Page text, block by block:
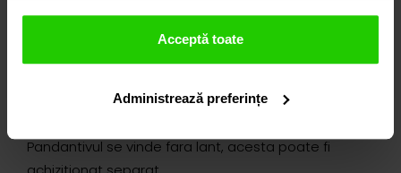
Acceptă toate
Administrează preferințe
galben de 18k, in interiorul astfel creat fiind
0.04ct sunt incastrate atat pe ambele fete ale
Pandantivul se vinde fara lant, acesta poate fi